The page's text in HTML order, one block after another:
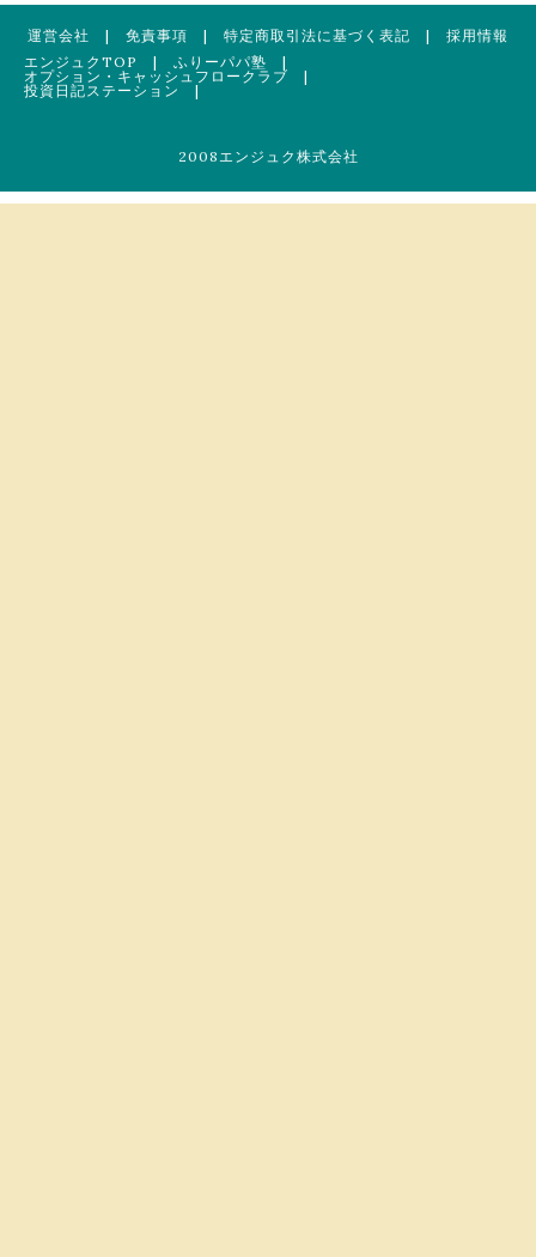
運営会社 | 免責事項 | 特定商取引法に基づく表記 | 採用情報
エンジュクTOP
| ふりーパパ塾 |
オプション・キャッシュフロークラブ |
投資日記ステーション
|
2008エンジュク株式会社